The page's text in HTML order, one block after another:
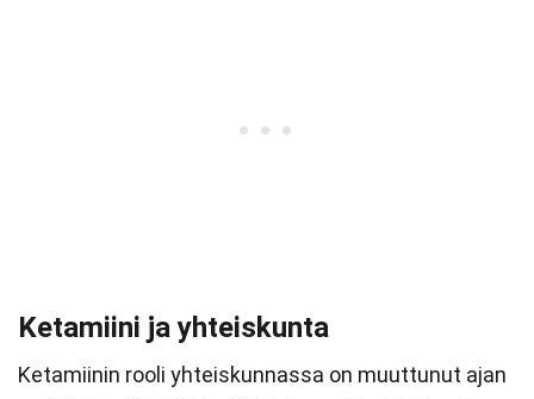
Ketamiini ja yhteiskunta
Ketamiinin rooli yhteiskunnassa on muuttunut ajan